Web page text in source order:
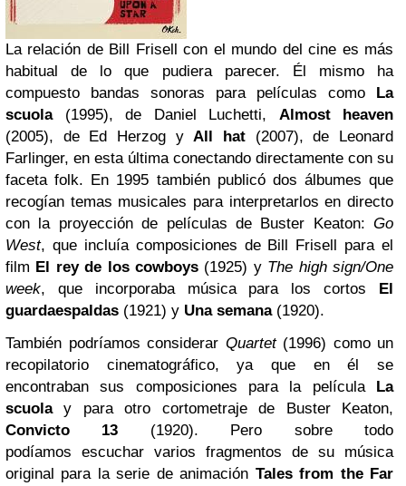
La relación de Bill Frisell con el mundo del cine es más
habitual de lo que pudiera parecer. Él mismo ha
compuesto bandas sonoras para películas como La
scuola(1995), de Daniel Luchetti, Almost heaven
(2005), de Ed Herzog yAll hat (2007), de Leonard
Farlinger, en esta última conectando directamente con su
faceta folk. En 1995 también publicó dos álbumes que
recogían temas musicales para interpretarlos en directo
con la proyección de películas de Buster Keaton: Go
West, que incluía composiciones de Bill Frisell para el
film El rey de los cowboys (1925) y The high sign/One
week, que incorporaba música para los cortos El
guardaespaldas (1921) y Una semana(1920).
También podríamos considerar Quartet(1996) como un
recopilatorio cinematográfico, ya que en él se
encontraban sus composiciones para la película La
scuolay para otro cortometraje de Buster Keaton,
Convicto 13 (1920). Pero sobre todo
podíamos escuchar varios fragmentos de su música
original para la serie de animación Tales from the Far